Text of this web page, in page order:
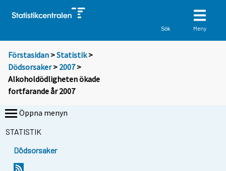
Sök Meny
Förstasidan >Statistik >
Dödsorsaker> 2007>
Alkoholdödligheten ökade
fortfarande år 2007
Öppna menyn
STATISTIK
Dödsorsaker